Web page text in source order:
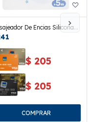
De Encias Silicona
$ 205
$ 205